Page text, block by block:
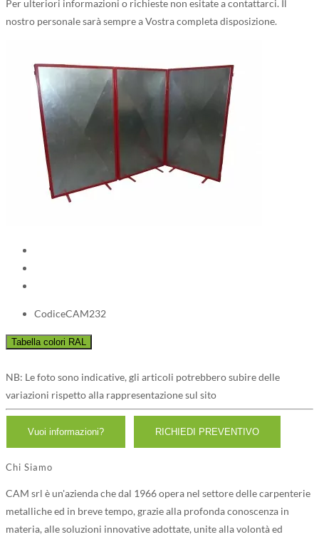
Per ulteriori informazioni o richieste non esitate a contattarci. Il
nostro personale sarà sempre a Vostra completa disposizione.
CodiceCAM232
NB: Le foto sono indicative, gli articoli potrebbero subire delle
variazioni rispetto alla rappresentazione sul sito
Chi Siamo
CAM srl è un'azienda che dal 1966 opera nel settore delle carpenterie
metalliche ed in breve tempo, grazie alla profonda conoscenza in
materia, alle soluzioni innovative adottate, unite alla volontà ed